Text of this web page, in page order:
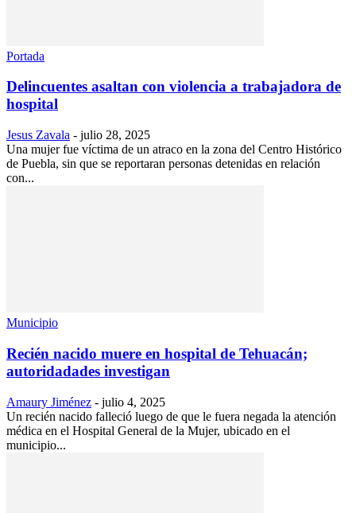
Portada
Delincuentes asaltan con violencia a trabajadora de
hospital
Jesus Zavala - julio 28, 2025
Una mujer fue víctima de un atraco en la zona del Centro Histórico
de Puebla, sin que se reportaran personas detenidas en relación
con...
Municipio
Recién nacido muere en hospital de Tehuacán;
autoridadades investigan
Amaury Jiménez - julio 4, 2025
Un recién nacido falleció luego de que le fuera negada la atención
médica en el Hospital General de la Mujer, ubicado en el
municipio...